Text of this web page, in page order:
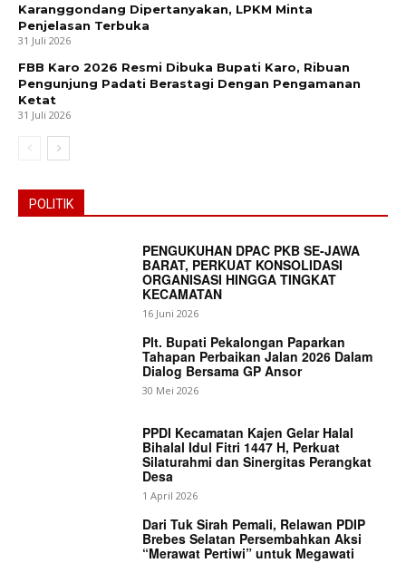
Magazine PRO
Company
Subscription Plans
Karanggondang Dipertanyakan, LPKM Minta
Penjelasan Terbuka
31 Juli 2026
FBB Karo 2026 Resmi Dibuka Bupati Karo, Ribuan
Pengunjung Padati Berastagi Dengan Pengamanan
Ketat
31 Juli 2026
POLITIK
PENGUKUHAN DPAC PKB SE-JAWA
BARAT, PERKUAT KONSOLIDASI
ORGANISASI HINGGA TINGKAT
KECAMATAN
16 Juni 2026
Plt. Bupati Pekalongan Paparkan
Tahapan Perbaikan Jalan 2026 Dalam
Dialog Bersama GP Ansor
30 Mei 2026
PPDI Kecamatan Kajen Gelar Halal
Bihalal Idul Fitri 1447 H, Perkuat
Silaturahmi dan Sinergitas Perangkat
Desa
1 April 2026
Dari Tuk Sirah Pemali, Relawan PDIP
Brebes Selatan Persembahkan Aksi
“Merawat Pertiwi” untuk Megawati